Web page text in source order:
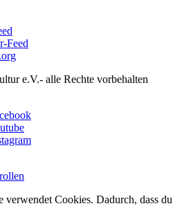
Feed
e.V.- alle Rechte vorbehalten
verwendet Cookies. Dadurch, dass